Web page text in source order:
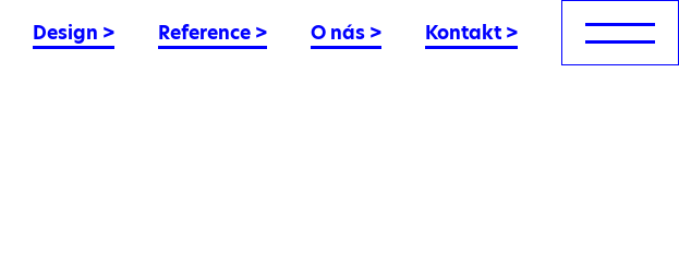
Design > Reference > O nás > Kontakt >